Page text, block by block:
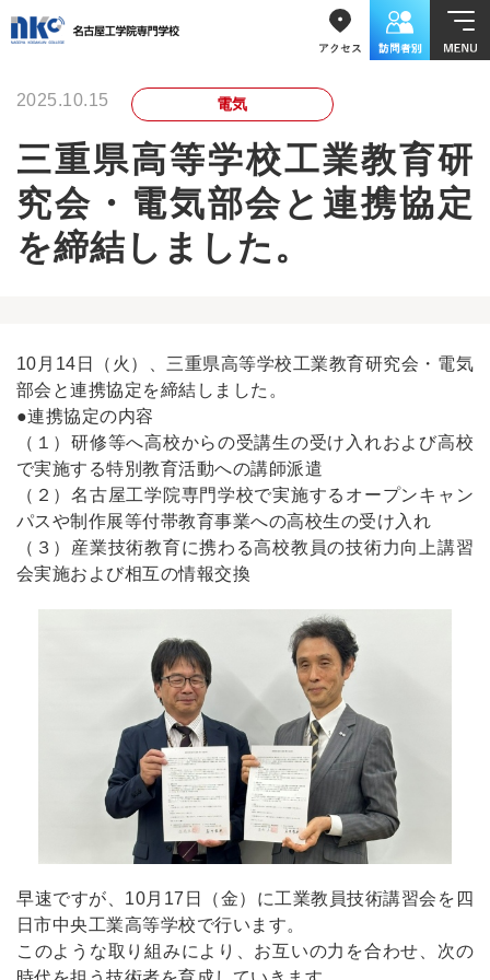
2025.10.15 電気
三重県高等学校工業教育研
究会・電気部会と連携協定
を締結しました。
10月14日（火）、三重県高等学校工業教育研究会・電気
部会と連携協定を締結しました。
●連携協定の内容
（１）研修等へ高校からの受講生の受け入れおよび高校
で実施する特別教育活動への講師派遣
（２）名古屋工学院専門学校で実施するオープンキャン
パスや制作展等付帯教育事業への高校生の受け入れ
（３）産業技術教育に携わる高校教員の技術力向上講習
会実施および相互の情報交換
早速ですが、10月17日（金）に工業教員技術講習会を四
日市中央工業高等学校で行います。
このような取り組みにより、お互いの力を合わせ、次の